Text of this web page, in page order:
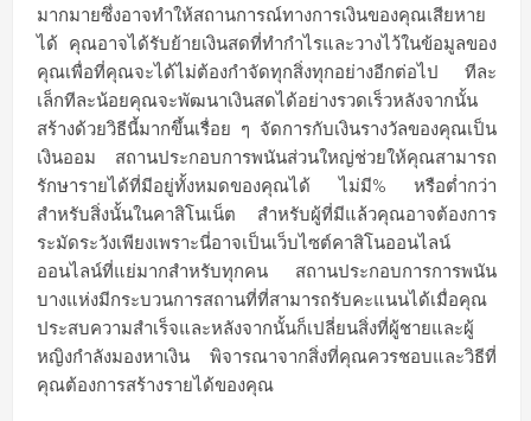
มากมายซึ่งอาจทำให้สถานการณ์ทางการเงินของคุณเสียหาย
ได้ คุณอาจได้รับย้ายเงินสดที่ทำกำไรและวางไว้ในข้อมูลของ
คุณเพื่อที่คุณจะได้ไม่ต้องกำจัดทุกสิ่งทุกอย่างอีกต่อไป ทีละ
เล็กทีละน้อยคุณจะพัฒนาเงินสดได้อย่างรวดเร็วหลังจากนั้น
สร้างด้วยวิธีนี้มากขึ้นเรื่อย ๆ จัดการกับเงินรางวัลของคุณเป็น
เงินออม สถานประกอบการพนันส่วนใหญ่ช่วยให้คุณสามารถ
รักษารายได้ที่มีอยู่ทั้งหมดของคุณได้ ไม่มี% หรือต่ำกว่า
สำหรับสิ่งนั้นในคาสิโนเน็ต สำหรับผู้ที่มีแล้วคุณอาจต้องการ
ระมัดระวังเพียงเพราะนี่อาจเป็นเว็บไซต์คาสิโนออนไลน์
ออนไลน์ที่แย่มากสำหรับทุกคน สถานประกอบการการพนัน
บางแห่งมีกระบวนการสถานที่ที่สามารถรับคะแนนได้เมื่อคุณ
ประสบความสำเร็จและหลังจากนั้นก็เปลี่ยนสิ่งที่ผู้ชายและผู้
หญิงกำลังมองหาเงิน พิจารณาจากสิ่งที่คุณควรชอบและวิธีที่
คุณต้องการสร้างรายได้ของคุณ